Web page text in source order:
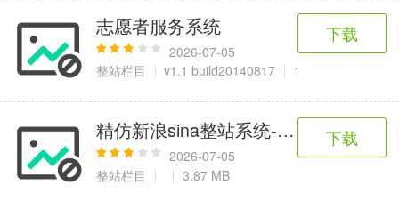
志愿者服务系统
2026-07-05
整站栏目
v1.1 build20140817 13.93 MB
下载
精仿新浪sina整站系统-网奇Iwms4.6
2026-07-05
整站栏目
3.87 MB
下载